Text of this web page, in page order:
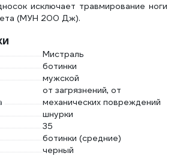
исключает травмирование ноги
(МУН 200 Дж).
Мистраль
ботинки
мужской
от загрязнений, от
механических повреждений
шнурки
35
ботинки (средние)
черный